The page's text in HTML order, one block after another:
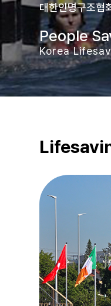
대한인명구조협
People
Korea